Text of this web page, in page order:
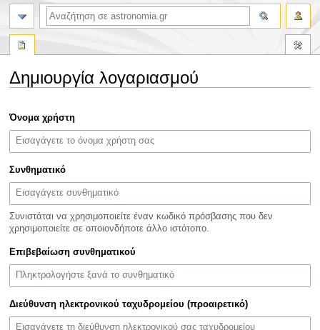
Δημιουργία λογαριασμού
στην
πλοήγηση
στην
αναζήτηση
Όνομα χρήστη
Συνθηματικό
Συνιστάται να χρησιμοποιείτε έναν κωδικό πρόσβασης που δεν
χρησιμοποιείτε σε οποιονδήποτε άλλο ιστότοπο.
Επιβεβαίωση συνθηματικού
Διεύθυνση ηλεκτρονικού ταχυδρομείου (προαιρετικό)
αναζήτηση